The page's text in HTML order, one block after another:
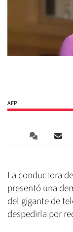
AFP
La conductora
presentó una
del gigante de
despedirla por